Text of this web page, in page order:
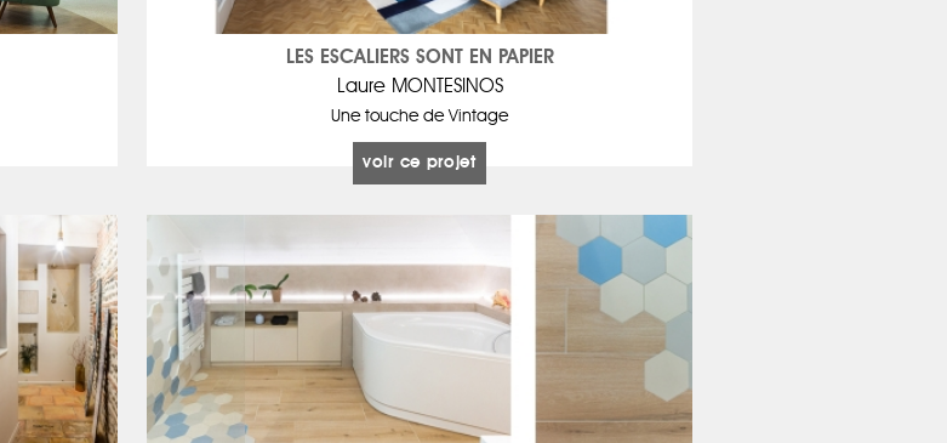
LES ESCALIERS SONT EN PAPIER
Laure MONTESINOS
Une touche de Vintage
voir ce projet